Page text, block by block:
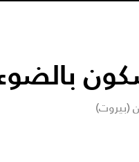
بالضوء
(بيروت)